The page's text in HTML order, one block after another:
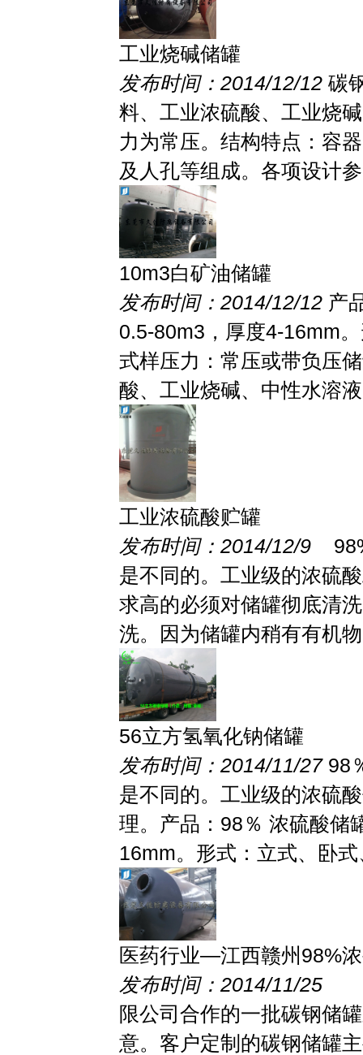
工业烧碱储罐
发布时间：2014/12/12 碳
料、工业浓硫酸、工业烧
力为常压。结构特点：容
及人孔等组成。各项设计
10m3白矿油储罐
发布时间：2014/12/12 产
0.5-80m3，厚度4-16mm
式样压力：常压或带负压
酸、工业烧碱、中性水溶
工业浓硫酸贮罐
发布时间：2014/12/9
是不同的。工业级的浓硫
求高的必须对储罐彻底清
洗。因为储罐内稍有有机
56立方氢氧化钠储罐
发布时间：2014/11/27 98
是不同的。工业级的浓硫
理。产品：98％ 浓硫酸储
16mm。形式：立式、卧
医药行业—江西赣州98%
发布时间：2014/11/25
限公司合作的一批碳钢储
意。客户定制的碳钢储罐